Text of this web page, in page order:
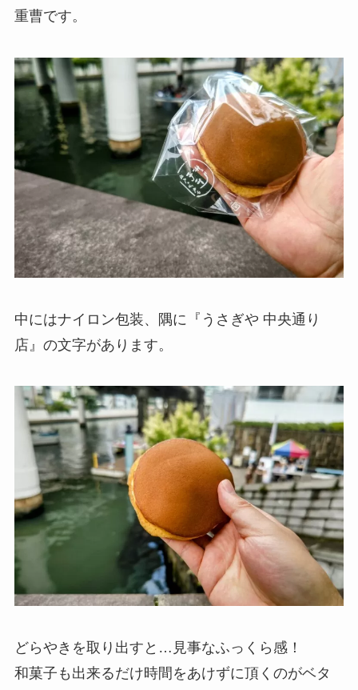
重曹です。
中にはナイロン包装、隅に『うさぎや 中央通り
店』の文字があります。
どらやきを取り出すと…見事なふっくら感！
和菓子も出来るだけ時間をあけずに頂くのがベタ